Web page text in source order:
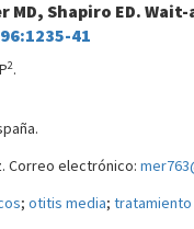
MD, Shapiro ED.
41
2.
Correo electrónico:
; otitis media;